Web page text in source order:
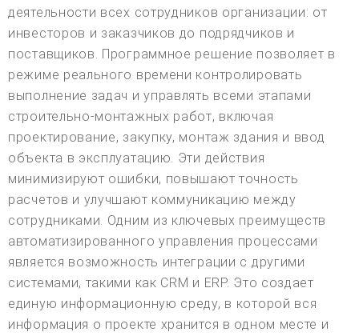
деятельности всех сотрудников организации: от
инвесторов и заказчиков до подрядчиков и
поставщиков. Программное решение позволяет в
режиме реального времени контролировать
выполнение задач и управлять всеми этапами
строительно-монтажных работ, включая
проектирование, закупку, монтаж здания и ввод
объекта в эксплуатацию. Эти действия
минимизируют ошибки, повышают точность
расчетов и улучшают коммуникацию между
сотрудниками. Одним из ключевых преимуществ
автоматизированного управления процессами
является возможность интеграции с другими
системами, такими как CRM и ERP. Это создает
единую информационную среду, в которой вся
информация о проекте хранится в одном месте и